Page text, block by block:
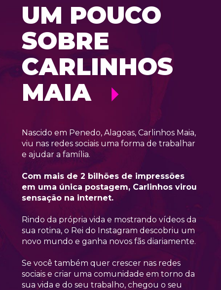
UM POUCO
SOBRE
CARLINHOS
MAIA
Nascido em Penedo, Alagoas, Carlinhos Maia,
viu nas redes sociais uma forma de trabalhar
e ajudar a família.
Com mais de 2 bilhões de impressões
em uma única postagem, Carlinhos virou
sensação na internet.
Rindo da própria vida e mostrando vídeos da
sua rotina, o Rei do Instagram descobriu um
novo mundo e ganha novos fãs diariamente.
Se você também quer crescer nas redes
sociais e criar uma comunidade em torno da
sua vida e do seu trabalho, chegou o seu